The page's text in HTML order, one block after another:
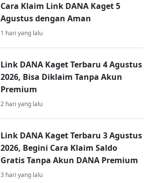
Cara Klaim Link DANA Kaget 5
Agustus dengan Aman
1 hari yang lalu
Link DANA Kaget Terbaru 4 Agustus
2026, Bisa Diklaim Tanpa Akun
Premium
2 hari yang lalu
Link DANA Kaget Terbaru 3 Agustus
2026, Begini Cara Klaim Saldo
Gratis Tanpa Akun DANA Premium
3 hari yang lalu